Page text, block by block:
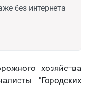
без интернета
хозяйства
"Городских